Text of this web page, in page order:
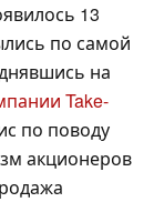
13
по самой
на
Take-
по поводу
акционеров